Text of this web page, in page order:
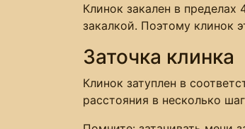
Клинок закален в
закалкой. Поэтому клинок
Заточка клинка
Клинок затуплен в
расстояния в несколько